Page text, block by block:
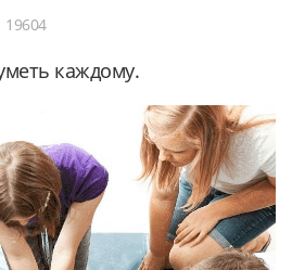
19604
каждому.